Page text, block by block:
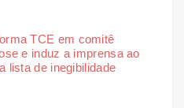
TCE em comitê
e induz a imprensa ao
lista de inegibilidade